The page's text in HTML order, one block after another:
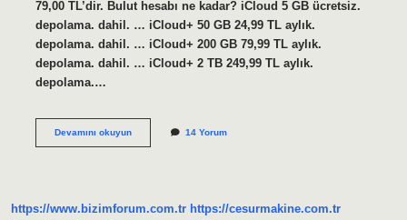
79,00 TL’dir. Bulut hesabı ne kadar? iCloud 5 GB ücretsiz.
depolama. dahil. … iCloud+ 50 GB 24,99 TL aylık.
depolama. dahil. … iCloud+ 200 GB 79,99 TL aylık.
depolama. dahil. … iCloud+ 2 TB 249,99 TL aylık.
depolama.…
Devamını okuyunBulut
14 Yorum
https://www.bizimforum.com.tr https://cesurmakine.com.tr